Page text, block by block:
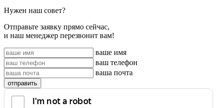
Нужен наш совет?
Отправьте заявку прямо сейчас,
и наш менеджер перезвонит вам!
ваше имя
ваш телефон
ваша почта
отправить